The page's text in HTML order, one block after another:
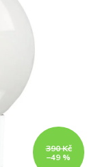
390 Kč
–49 %